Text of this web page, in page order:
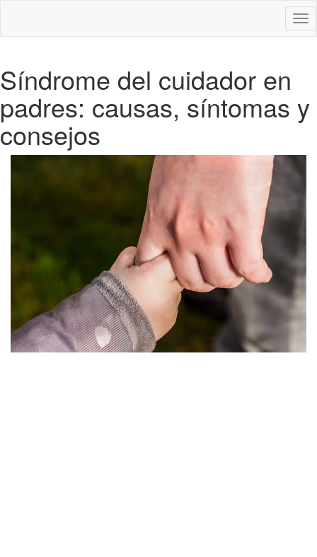
Síndrome del cuidador en
padres: causas, síntomas y
consejos